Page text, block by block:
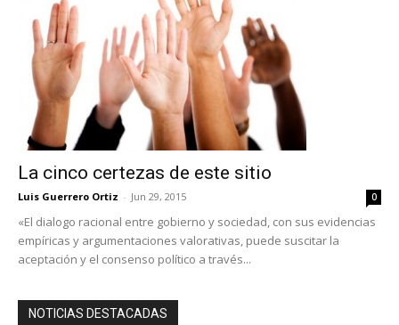
La cinco certezas de este sitio
Luis Guerrero Ortiz - Jun 29, 2015 0
«El dialogo racional entre gobierno y sociedad, con sus evidencias
empíricas y argumentaciones valorativas, puede suscitar la
aceptación y el consenso político a través...
NOTICIAS DESTACADAS